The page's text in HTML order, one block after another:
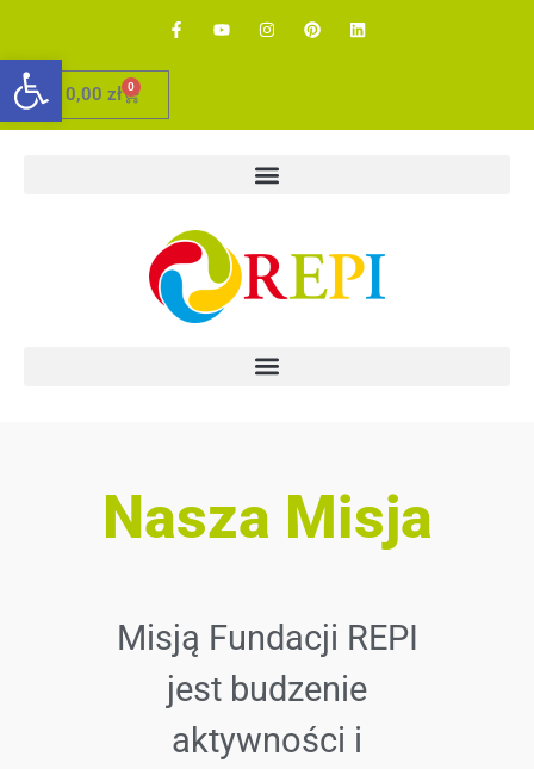
Otwórz pasek narzędzi
0,00 zł 0
Nasza Misja
Misją Fundacji REPI
jest budzenie
aktywności i